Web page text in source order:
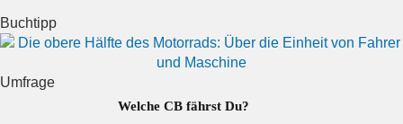
Buchtipp
Umfrage
Welche CB fährst Du?